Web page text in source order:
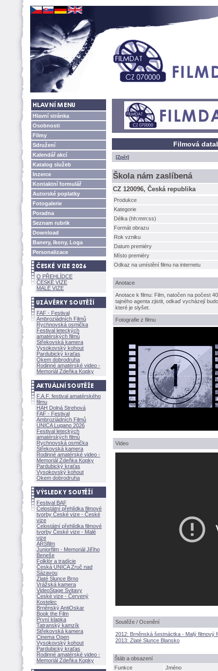
Hlavní stránka
Osobnosti
Filmy
Sdružení
Kalendář akcí
Katalog služeb
Inzerce
Kontaktní formulář
Autorské poplatky
Fotogalerie
Poradna
Seznam rubrik
Download
Banery, Ikony, Loga
Personalizace
O PŘEHLÍDCE
ČESKÉ VIZE
MALÉ VIZE
FAF - Festival
Ambroziádních Filmů
Rychnovská osmička
Festival leteckých
amatérských filmů
Střekovská kamera
Vysokovský kohout
Pardubický kraťas
Okem dobrodruha
Rodinné amatérské video -
Memoriál Zdeňka Kopky
F.A.F. festival amatérského
filmu
HAH Dolná Strehov
FAF - Festival
Ambroziádních Filmů
UNICA Lugano 2026
Festival leteckých
amatérských filmů
Rychnovská osmička
Střekovská kamera
Rodinné amatérské video -
Memoriál Zdeňka Kopky
Pardubický kraťas
Vysokovský kohout
Okem dobrodruha
Festival BAF
Celostátní přehlídka filmové
tvorby České vize - České
vize
Celostátní přehlídka filmové
tvorby České vize - Malé
vize
ARSfilm
Juniorfilm - Memoriál Jiřího
Beneše
Folklór a tradície
Česká UNICA Zruč nad
Sázavou
Zlaté Slunce Brno
Vrážská kamera
VideoStage Svitavy
České vize - Červený
Kostelec
Brněnský AntiOskar
Book the Film
První klapka
Tatranský kamzík
Střekovská kamera
Cinema Open
Vysokovský kohout
Pardubický kraťas
Rodinné amatérské video -
Memoriál Zdeňka Kopky
Filmová
[Zpět]
kola nám zaslíben
CZ 120096, Česká republika
Produkce
Kategorie
Délka (hh:mm:ss)
Formát obrazu
Rok vzniku
Datum premiéry
Místo premiéry
Odkaz na umístění filmu na internetu
Anotace
Anotace k filmu: Film, natočen na počest
tajného agenta zjistit, odkaď vycházejí
které je slyšet.
Fotografie z filmu
Video
Soutěže / Ocenění
2012: Brněnská šestnáctka - Malý filmový
2013: Zlaté Slunce Blansko
táb a obsazení
Funkce
Jméno